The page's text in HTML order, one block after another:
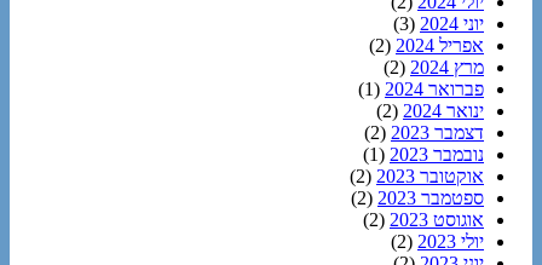
יוני 2024
(3)
אפריל 2024
(2)
מרץ 2024
(2)
פברואר 2024
(1)
ינואר 2024
(2)
דצמבר 2023
(2)
נובמבר 2023
(1)
אוקטובר 2023
(2)
ספטמבר 2023
(2)
אוגוסט 2023
(2)
יולי 2023
(2)